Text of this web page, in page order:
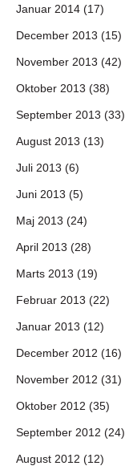
Januar 2014 (17)
December 2013 (15)
November 2013 (42)
Oktober 2013 (38)
September 2013 (33)
August 2013 (13)
Juli 2013 (6)
Juni 2013 (5)
Maj 2013 (24)
April 2013 (28)
Marts 2013 (19)
Februar 2013 (22)
Januar 2013 (12)
December 2012 (16)
November 2012 (31)
Oktober 2012 (35)
September 2012 (24)
August 2012 (12)